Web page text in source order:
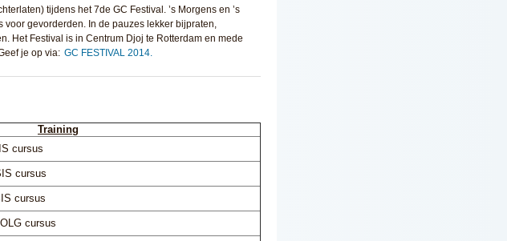
tijdens het 7de GC Festival. ’s Morgens en ’s
gevorderden. In de pauzes lekker bijpraten,
Het Festival is in Centrum Djoj te Rotterdam en mede
je op via: GC FESTIVAL 2014.
Training
cursus
cursus
cursus
cursus